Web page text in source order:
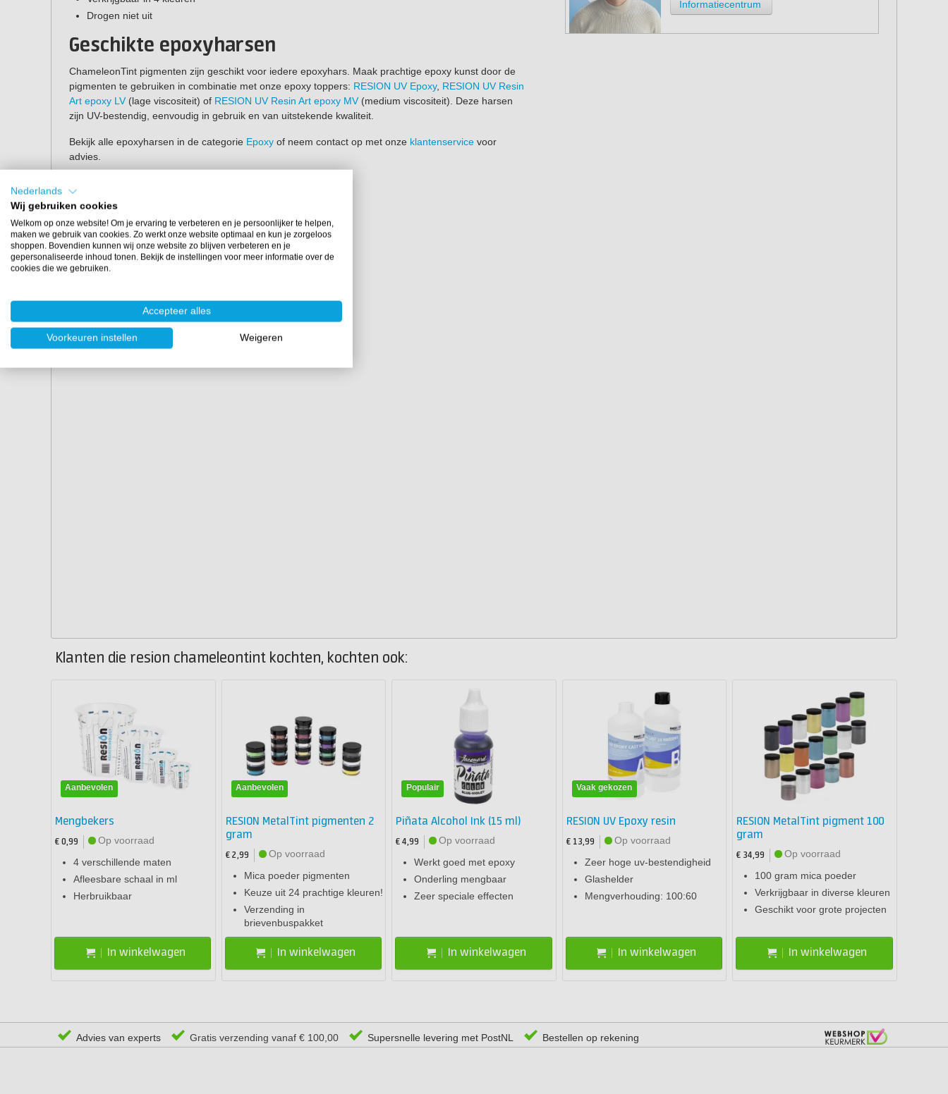
Drogen niet uit
Geschikte epoxyharsen
ChameleonTint pigmenten zijn geschikt voor iedere epoxyhars. Maak prachtige epoxy kunst door de
pigmenten te gebruiken in combinatie met onze epoxy toppers: RESION UV Epoxy, RESION UV Resin
Art epoxy LV (lage viscositeit) of RESION UV Resin Art epoxy MV (medium viscositeit). Deze harsen
zijn UV-bestendig, eenvoudig in gebruik en van uitstekende kwaliteit.
Bekijk alle epoxyharsen in de categorie Epoxy of neem contact op met onze klantenservice voor
advies.
Eigenschappen
Inhoud:2 gram
Dosering:2 gram is geschikt voor ongeveer 300 gram epoxy
Kleuren:
Blue - Violet - Gold
Green - Purple - Blue
Green - Blue - Purple
Informatiecentrum
Klanten die resion chameleontint kochten, kochten ook:
Aanbevolen
Mengbekers
€ 0,99
Op voorraad
4 verschillende maten
Afleesbare schaal in ml
Herbruikbaar
In winkelwagen
Aanbevolen
RESION MetalTint pigmenten 2
gram
€ 2,99
Op voorraad
Mica poeder pigmenten
Keuze uit 24 prachtige kleuren!
Verzending in
brievenbuspakket
In winkelwagen
Populair
Piñata Alcohol Ink (15 ml)
€ 4,99
Op voorraad
Werkt goed met epoxy
Onderling mengbaar
Zeer speciale effecten
In winkelwagen
Vaak gekozen
RESION UV Epoxy resin
€ 13,99
Op voorraad
Zeer hoge uv-bestendigheid
Glashelder
Mengverhouding: 100:60
In winkelwagen
RESION MetalTint pigment 100
gram
€ 34,99
Op voorraad
100 gram mica poeder
Verkrijgbaar in diverse kleuren
Geschikt voor grote projecten
In winkelwagen
Advies van experts Gratis verzending vanaf € 100,00 Supersnelle levering met PostNL Bestellen op rekening
Nederlands
Wij gebruiken cookies
Welkom op onze website! Om je ervaring te verbeteren en je persoonlijker te helpen,
maken we gebruik van cookies. Zo werkt onze website optimaal en kun je zorgeloos
shoppen. Bovendien kunnen wij onze website zo blijven verbeteren en je
gepersonaliseerde inhoud tonen. Bekijk de instellingen voor meer informatie over de
cookies die we gebruiken.
Accepteer alles
Voorkeuren instellen Weigeren